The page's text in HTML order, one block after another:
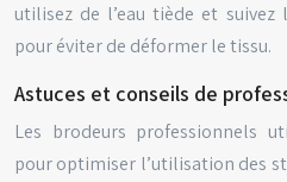
utilisez de l’eau tiède et
pour éviter de déformer le tissu.
Astuces et conseils de
Les brodeurs professionnels
pour optimiser l’utilisation des